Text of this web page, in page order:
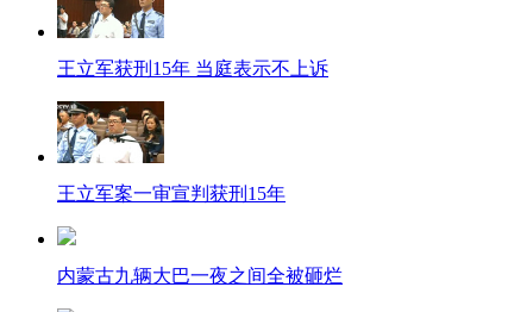
王立军获刑15年 当庭表示不上诉
王立军案一审宣判获刑15年
内蒙古九辆大巴一夜之间全被砸烂